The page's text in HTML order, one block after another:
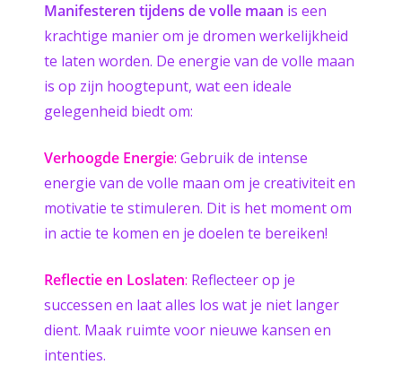
Manifesteren tijdens de volle maan is een
krachtige manier om je dromen werkelijkheid
te laten worden. De energie van de volle maan
is op zijn hoogtepunt, wat een ideale
gelegenheid biedt om:
Verhoogde Energie: Gebruik de intense
energie van de volle maan om je creativiteit en
motivatie te stimuleren. Dit is het moment om
in actie te komen en je doelen te bereiken!
Reflectie en Loslaten: Reflecteer op je
successen en laat alles los wat je niet langer
dient. Maak ruimte voor nieuwe kansen en
intenties.